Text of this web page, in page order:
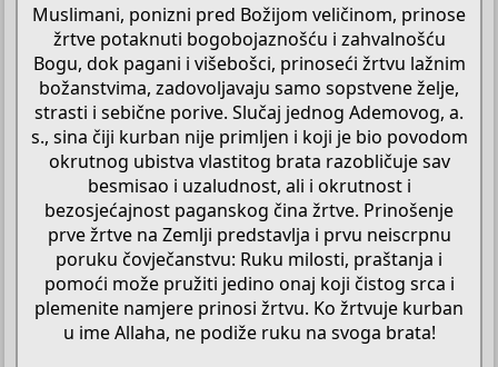
Muslimani, ponizni pred Božijom veličinom, prinose
žrtve potaknuti bogobojaznošću i zahvalnošću
Bogu, dok pagani i višebošci, prinoseći žrtvu lažnim
božanstvima, zadovoljavaju samo sopstvene želje,
strasti i sebične porive. Slučaj jednog Ademovog, a.
s., sina čiji kurban nije primljen i koji je bio povodom
okrutnog ubistva vlastitog brata razobličuje sav
besmisao i uzaludnost, ali i okrutnost i
bezosjećajnost paganskog čina žrtve. Prinošenje
prve žrtve na Zemlji predstavlja i prvu neiscrpnu
poruku čovječanstvu: Ruku milosti, praštanja i
pomoći može pružiti jedino onaj koji čistog srca i
plemenite namjere prinosi žrtvu. Ko žrtvuje kurban
u ime Allaha, ne podiže ruku na svoga brata!